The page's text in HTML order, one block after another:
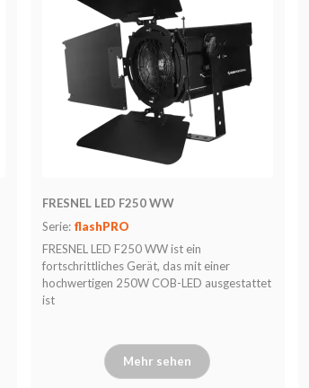
FRESNEL LED F250 WW
Serie: flashPRO
FRESNEL LED F250 WW ist ein
fortschrittliches Gerät, das mit einer
hochwertigen 250W COB-LED ausgestattet
ist
Mehr sehen